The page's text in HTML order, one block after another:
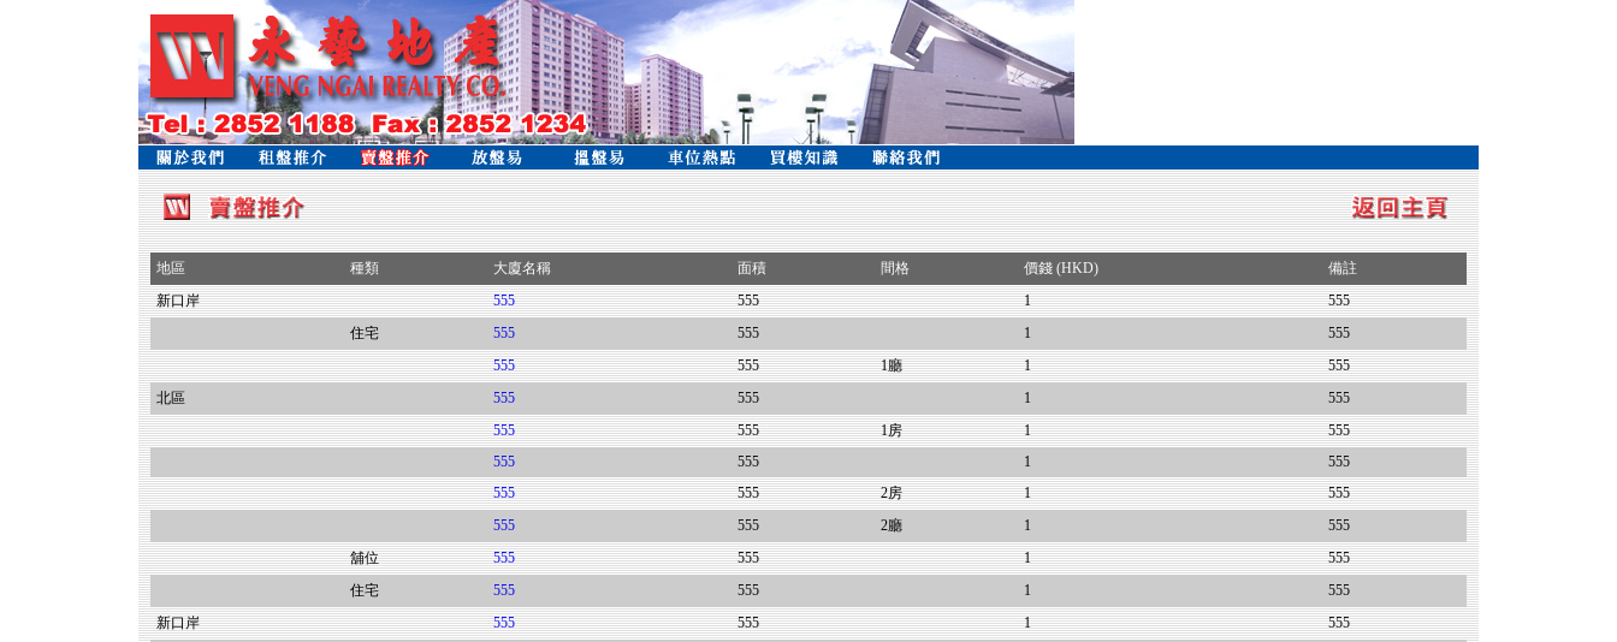
地區 種類 大廈名稱 面積 間格 價錢 (HKD)
備註
新口岸
555 555 1
555
住宅
555 555 1
555
555
555 1廳 1
555
北區
555 555 1
555
555
555 1房 1
555
555
555 1
555
555
555 2房 1
555
555
555 2廳 1
555
舖位
555 555 1
555
住宅
555 555 1
555
新口岸
555 555 1
555